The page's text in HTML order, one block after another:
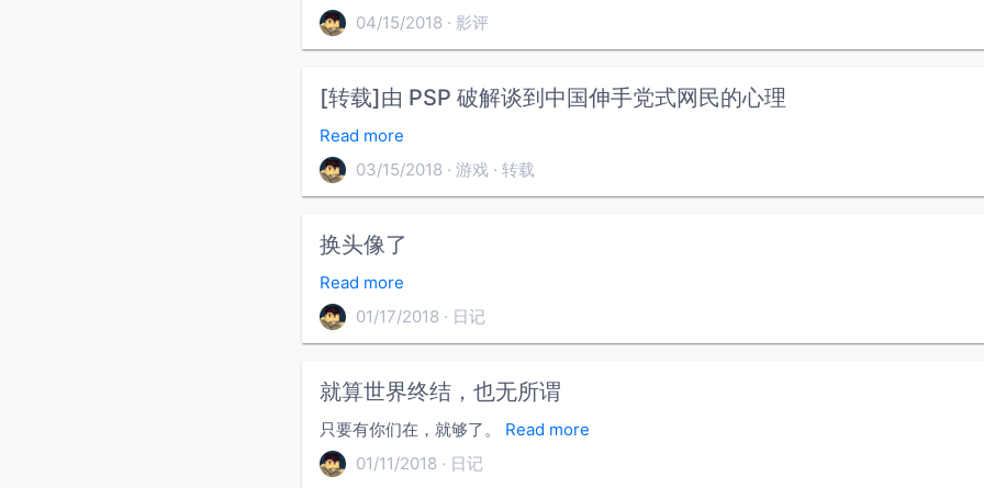
04/15/2018
影评
[转载]由 PSP 破解谈到中国伸手党式网民的心理
Read more
03/15/2018
游戏 转载
换头像了
Read more
01/17/2018
日记
就算世界终结，也无所谓
只要有你们在，就够了。 Read more
01/11/2018
日记